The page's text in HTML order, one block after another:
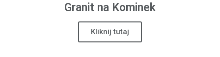
Granit na Kominek
Kliknij tutaj